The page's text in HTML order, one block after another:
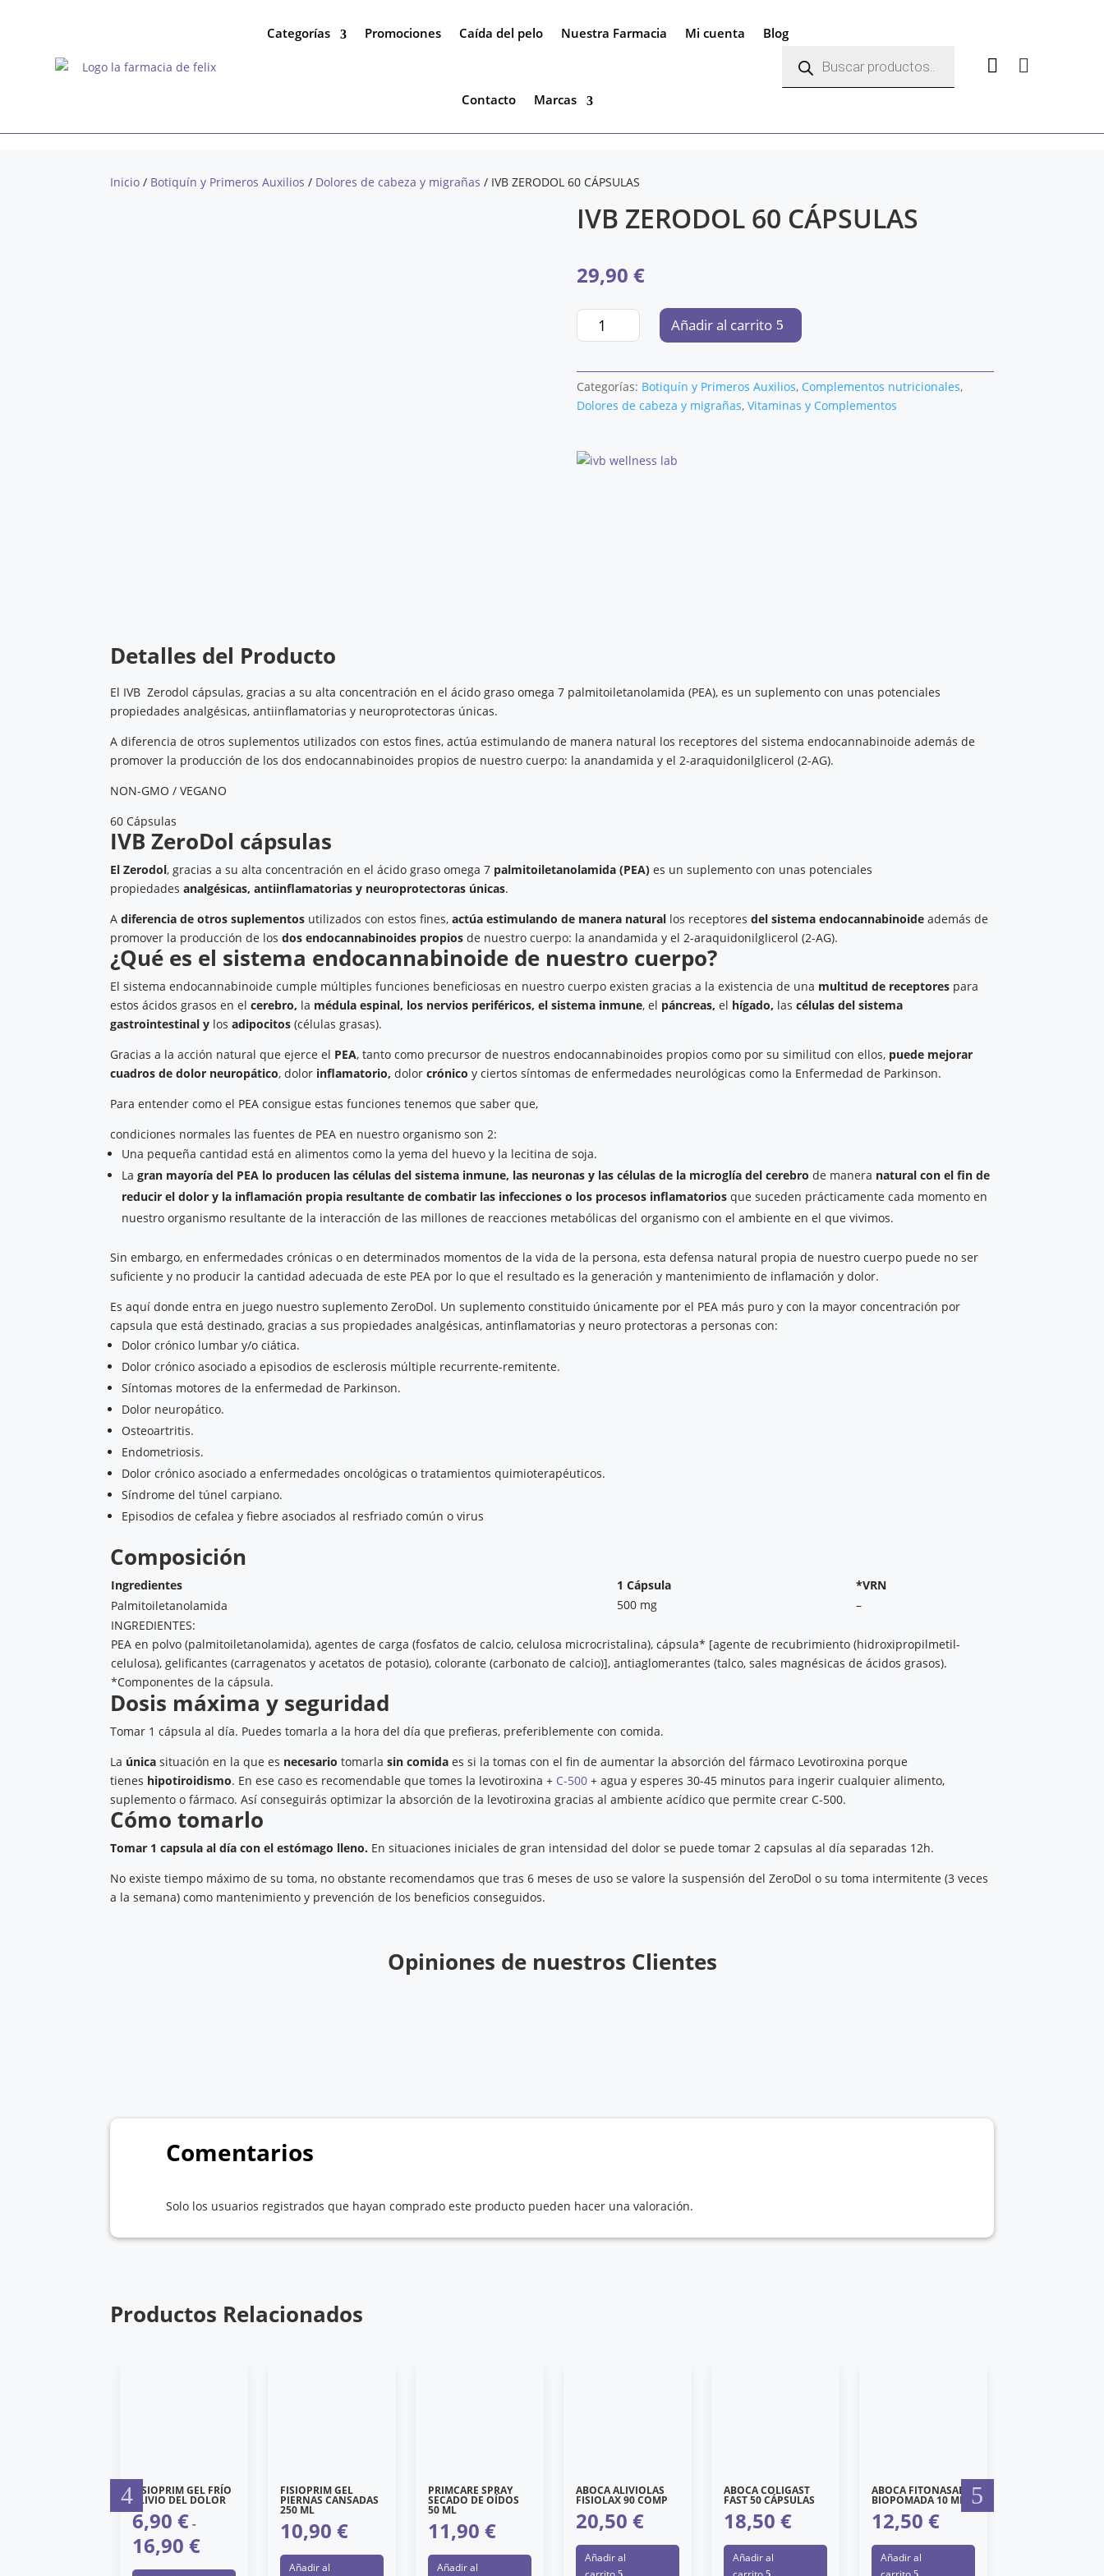
Categorías Promociones Caída del pelo Nuestra Farmacia Mi cuenta Blog
Contacto Marcas
productos  
Inicio / Botiquín y Primeros Auxilios / Dolores de cabeza y migrañas / IVB ZERODOL 60 CÁPSULAS
IVB ZERODOL 60 CÁPSULAS
29,90 €
IVB
ZERODOL
CÁPSULAS
cantidad
Añadir al carrito
Categorías: Botiquín y Primeros Auxilios, Complementos nutricionales,
Dolores de cabeza y migrañas, Vitaminas y Complementos
Detalles del Producto
El IVB Zerodol cápsulas, gracias a su alta concentración en el ácido graso omega 7 palmitoiletanolamida (PEA), es un suplemento con unas potenciales
propiedades analgésicas, antiinflamatorias y neuroprotectoras únicas.
A diferencia de otros suplementos utilizados con estos fines, actúa estimulando de manera natural los receptores del sistema endocannabinoide además de
promover la producción de los dos endocannabinoides propios de nuestro cuerpo: la anandamida y el 2-araquidonilglicerol (2-AG).
NON-GMO / VEGANO
60 Cápsulas
IVB ZeroDol cápsulas
ElZerodol, gracias a su alta concentración en el ácido graso omega 7 palmitoiletanolamida (PEA) es un suplemento con unas potenciales
propiedadesanalgésicas, antiinflamatorias y neuroprotectoras únicas.
Adiferencia de otros suplementos utilizados con estos fines,actúa estimulando de manera natural los receptoresdel sistema endocannabinoide además de
promover la producción de losdos endocannabinoides propios de nuestro cuerpo: la anandamida y el 2-araquidonilglicerol (2-AG).
¿Qué es el sistema endocannabinoide de nuestro cuerpo?
El sistema endocannabinoide cumple múltiples funciones beneficiosas en nuestro cuerpo existen gracias a la existencia de una multitud de receptores para
estos ácidos grasos en elcerebro, la médula espinal, los nervios periféricos, el sistema inmune, el páncreas,el hígado, lascélulas del sistema
gastrointestinal y los adipocitos (células grasas).
Gracias a la acción natural que ejerce el PEA, tanto como precursor de nuestros endocannabinoides propios como por su similitud con ellos, puede mejorar
cuadros de dolor neuropático, dolor inflamatorio, dolorcrónico y ciertos síntomas de enfermedades neurológicas como la Enfermedad de Parkinson.
Para entender como el PEA consigue estas funciones tenemos que saber que,
condiciones normales las fuentes de PEA en nuestro organismo son 2:
Una pequeña cantidad está en alimentos como la yema del huevo y la lecitina de soja.
Lagran mayoría del PEA lo producen las células del sistema inmune, las neuronas y las células de la microglía del cerebro de manera natural con el fin de
reducir el dolor y la inflamación propia resultante de combatir las infecciones o los procesos inflamatorios que suceden prácticamente cada momento en
nuestro organismo resultante de la interacción de las millones de reacciones metabólicas del organismo con el ambiente en el que vivimos.
Sin embargo, en enfermedades crónicas o en determinados momentos de la vida de la persona, esta defensa natural propia de nuestro cuerpo puede no ser
suficiente y no producir la cantidad adecuada de este PEA por lo que el resultado es la generación y mantenimiento de inflamación y dolor.
Es aquí donde entra en juego nuestro suplemento ZeroDol. Un suplemento constituido únicamente por el PEA más puro y con la mayor concentración por
capsula que está destinado, gracias a sus propiedades analgésicas, antinflamatorias y neuro protectoras a personas con:
Dolor crónico lumbar y/o ciática.
Dolor crónico asociado a episodios de esclerosis múltiple recurrente-remitente.
Síntomas motores de la enfermedad de Parkinson.
Dolor neuropático.
Osteoartritis.
Endometriosis.
Dolor crónico asociado a enfermedades oncológicas o tratamientos quimioterapéuticos.
Síndrome del túnel carpiano.
Episodios de cefalea y fiebre asociados al resfriado común o virus
Composición
Ingredientes 1 Cápsula
*VRN
Palmitoiletanolamida
500 mg
–
INGREDIENTES:
PEA en polvo (palmitoiletanolamida), agentes de carga (fosfatos de calcio, celulosa microcristalina), cápsula* [agente de recubrimiento (hidroxipropilmetil-
celulosa), gelificantes (carragenatos y acetatos de potasio), colorante (carbonato de calcio)], antiaglomerantes (talco, sales magnésicas de ácidos grasos).
*Componentes de la cápsula.
Dosis máxima y seguridad
Tomar 1 cápsula al día. Puedes tomarla a la hora del día que prefieras, preferiblemente con comida.
La única situación en la que es necesario tomarlasin comida es si la tomas con el fin de aumentar la absorción del fármaco Levotiroxina porque
tienes hipotiroidismo. En ese caso es recomendable que tomes la levotiroxina + C-500 + agua y esperes 30-45 minutos para ingerir cualquier alimento,
suplemento o fármaco. Así conseguirás optimizar la absorción de la levotiroxina gracias al ambiente acídico que permite crear C-500.
Cómo tomarlo
Tomar 1 capsula al día con el estómago lleno. En situaciones iniciales de gran intensidad del dolor se puede tomar 2 capsulas al día separadas 12h.
No existe tiempo máximo de su toma, no obstante recomendamos que tras 6 meses de uso se valore la suspensión del ZeroDol o su toma intermitente (3 veces
a la semana) como mantenimiento y prevención de los beneficios conseguidos.
Opiniones de nuestros Clientes
Comentarios
Solo los usuarios registrados que hayan comprado este producto pueden hacer una valoración.
Productos Relacionados
producto
FISIOPRIM GEL FRÍO
ALIVIO DEL DOLOR
6,90€ -
16,90€Rango
de
Este
FISIOPRIM GEL
PIERNAS CANSADAS
250 ML
10,90€
Añadir al
PRIMCARE SPRAY
SECADO DE OÍDOS
50 ML
11,90€
Añadir al
ABOCA ALIVIOLAS
FISIOLAX 90 COMP
20,50€
Añadir al
ABOCA COLIGAST
FAST 50 CÁPSULAS
18,50€
Añadir al
ABOCA FITONASAL
BIOPOMADA 10 ML.
12,50€
Añadir al